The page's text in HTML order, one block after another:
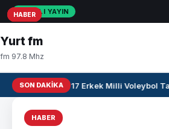
CANLI YAYIN
Yurt fm
fm 97.8 Mhz
SON DAKIKA🏐 U17 Erkek Milli Voleybol
HABER
HABER
HABER
HABER